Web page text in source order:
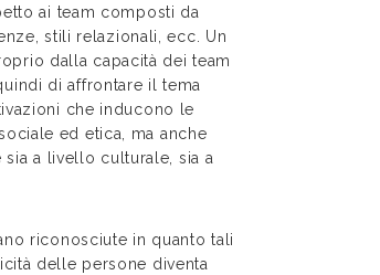
ai team composti da
stili relazionali, ecc. Un
dalla capacità dei team
di affrontare il tema
che inducono le
ed etica, ma anche
sia a livello culturale, sia a
riconosciute in quanto tali
delle persone diventa